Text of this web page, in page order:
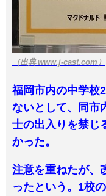
（出典 www.j-cast.com）
福岡市内の中学校
ないとして、同市
士の出入りを禁じ
かった。
注意を重ねたが、
ったという。1校